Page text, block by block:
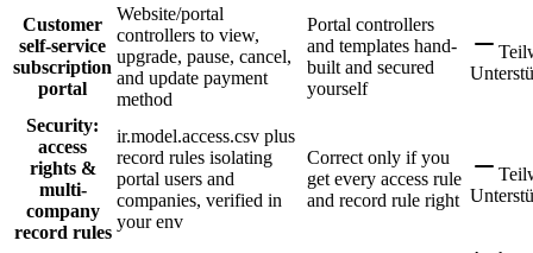
Customer
self-service
subscription
portal
Website/portal
controllers to view,
upgrade, pause, cancel,
and update payment
method
Portal controllers
and templates hand-
built and secured
yourself
Security:
access
rights &
multi-
company
record rules
ir.model.access.csv plus
record rules isolating
portal users and
companies, verified in
your env
Correct only if you
get every access rule
and record rule right